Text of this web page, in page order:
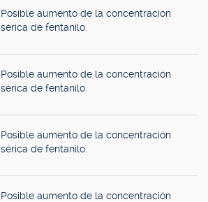
Posible aumento de la concentración
sérica de fentanilo.
Posible aumento de la concentración
sérica de fentanilo.
Posible aumento de la concentración
sérica de fentanilo.
Posible aumento de la concentración